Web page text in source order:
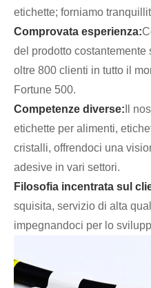
etichette; forniamo
Comprovata esperienza:
del prodotto
oltre 800 clienti in tutto il
Fortune 500.
Competenze diverse: Il
etichette per alimenti,
cristalli, offrendoci una
adesive in vari settori.
Filosofia incentrata sul
squisita, servizio di alta
impegnandoci per lo